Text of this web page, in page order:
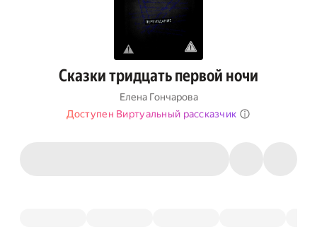
Сказки тридцать первой ночи
Елена Гончарова
Доступен Виртуальный рассказчик